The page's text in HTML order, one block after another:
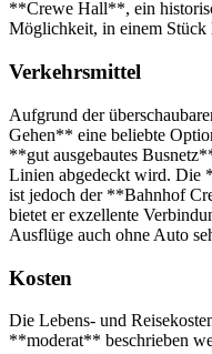
**Crewe Hall**, ein
Möglichkeit, in einem Stück
Verkehrsmittel
Aufgrund der
Gehen** eine beliebte
**gut ausgebautes
Linien abgedeckt wird. Die
ist jedoch der **Bahnhof
bietet er exzellente
Ausflüge auch ohne Auto
Kosten
Die Lebens- und
**moderat** beschrieben